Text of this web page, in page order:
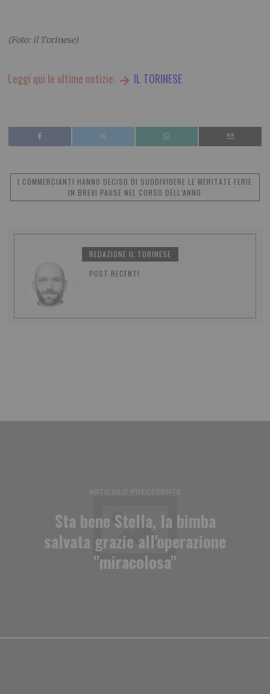
(Foto: il Torinese)
Leggi qui le ultime notizie: IL TORINESE
I COMMERCIANTI HANNO DECISO DI SUDDIVIDERE LE MERITATE FERIE
IN BREVI PAUSE NEL CORSO DELL’ANNO
REDAZIONE IL TORINESE
POST RECENTI
ARTICOLO PRECEDENTE
Sta bene Stella, la bimba
salvata grazie all'operazione
"miracolosa"